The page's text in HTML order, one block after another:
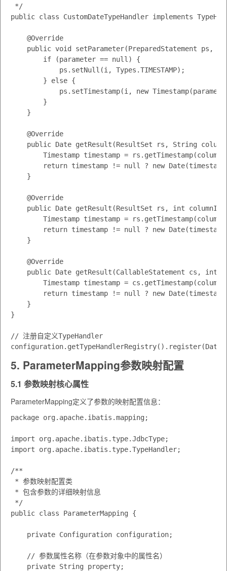
*/
public class CustomDateTypeHandler implements
    @Override
public void setParameter(PreparedStatement ps,
        if (parameter == null) {
            ps.setNull(i, Types.TIMESTAMP);
        } else {
ps.setTimestamp(i, new
        }
    }
    @Override
public Date getResult(ResultSet rs, String
Timestamp timestamp =
return timestamp != null ? new
    }
    @Override
public Date getResult(ResultSet rs, int
Timestamp timestamp =
return timestamp != null ? new
    }
    @Override
public Date getResult(CallableStatement cs, int
Timestamp timestamp =
return timestamp != null ? new
    }
}
// 注册自定义TypeHandler
5. ParameterMapping参数映射配置
5.1 参数映射核心属性
ParameterMapping定义了参数的映射配置信息：
package org.apache.ibatis.mapping;
import org.apache.ibatis.type.JdbcType;
import org.apache.ibatis.type.TypeHandler;
/**
* 参数映射配置类
* 包含参数的详细映射信息
*/
public class ParameterMapping {
    private Configuration configuration;
    // 参数属性名称（在参数对象中的属性名）
    private String property;